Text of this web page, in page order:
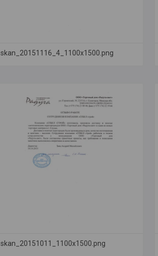
skan_20151116_4_1100x1500.png
skan_20151011_1100x1500.png